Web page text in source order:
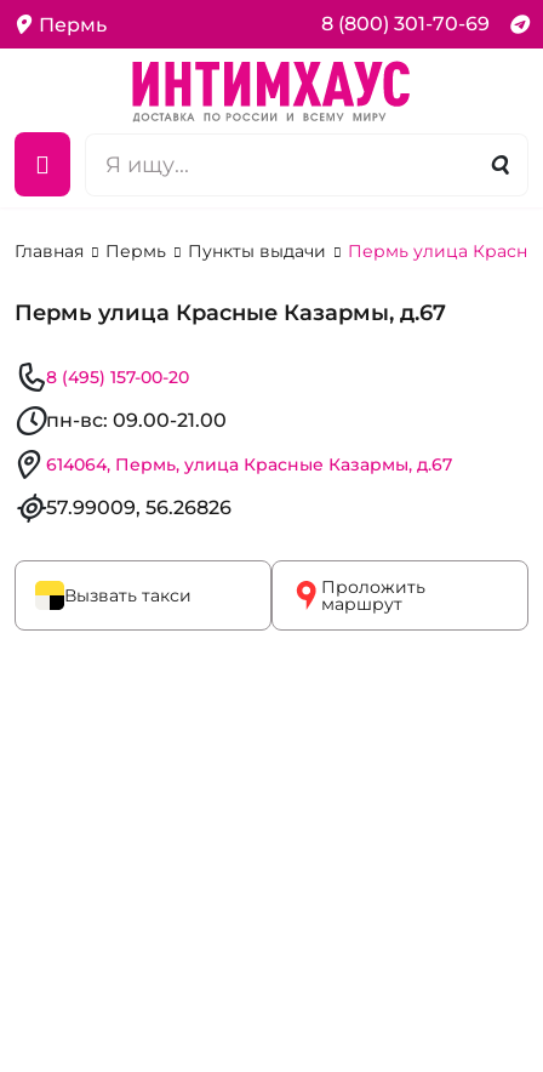
Пермь 8 (800) 301-70-69
Главная Пермь Пункты выдачи Пермь улица
Пермь улица Красные Казармы, д.67
8 (495) 157-00-20
пн-вс: 09.00-21.00
614064, Пермь, улица Красные Казармы, д.67
57.99009, 56.26826
Вызвать такси Проложить
маршрут